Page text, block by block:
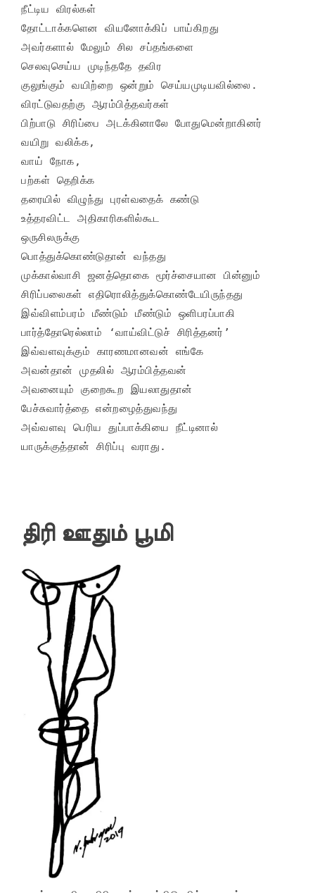
நீட்டிய விரல்கள்
தோட்டாக்களென வியனோக்கிப் பாய்கிறது
அவர்களால் மேலும் சில சப்தங்களை
செலவுசெய்ய முடிந்ததே தவிர
குலுங்கும் வயிற்றை ஒன்றும் செய்யமுடியவில்லை.
விரட்டுவதற்கு ஆரம்பித்தவர்கள்
பிற்பாடு சிரிப்பை அடக்கினாலே போதுமென்றாகினர்
வயிறு வலிக்க,
வாய் நோக,
பற்கள் தெறிக்க
தரையில் விழுந்து புரள்வதைக் கண்டு
உத்தரவிட்ட அதிகாரிகளில்கூட
ஒருசிலருக்கு
பொத்துக்கொண்டுதான் வந்தது
முக்கால்வாசி ஜனத்தொகை மூர்ச்சையான பின்னும்
சிரிப்பலைகள் எதிரொலித்துக்கொண்டேயிருந்தது
இவ்விளம்பரம் மீண்டும் மீண்டும் ஒளிபரப்பாகி
பார்த்தோரெல்லாம் ‘வாய்விட்டுச் சிரித்தனர்’
இவ்வளவுக்கும் காரணமானவன் எங்கே
அவன்தான் முதலில் ஆரம்பித்தவன்
அவனையும் குறைகூற இயலாதுதான்
பேச்சுவார்த்தை என்றழைத்துவந்து
அவ்வளவு பெரிய துப்பாக்கியை நீட்டினால்
யாருக்குத்தான் சிரிப்பு வராது.
திரி ஊதும் பூமி